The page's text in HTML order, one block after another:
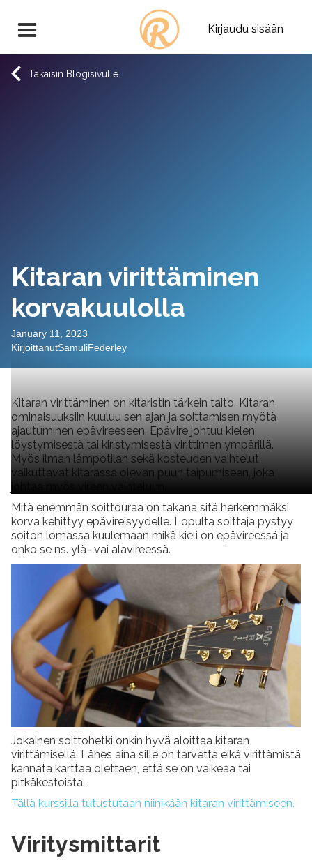
Kirjaudu sisään
Takaisin Blogisivulle
Kitaran virittäminen
korvakuulolla
January 11, 2023
KirjoittanutSamuliFederley
Kitaran virittäminen on kitaristin tärkein taito. Kitaran
ominaisuuksiin kuuluu sen ajan ja soittamisen myötä
ajautuminen epävireeseen. Epävire johtuu kielen
löystymisestä tai kiristymisestä virittimen ympärillä.
Myös ilman lämpötilan sekä kosteuden vaihtelut
vaikuttavat kitarassa olevan puun taipumiseen, joka
Mitä enemmän soittouraa on takana sitä herkemmäksi
korva kehittyy epävireisyydelle. Lopulta soittaja pystyy
soiton lomassa kuulemaan mikä kieli on epävireessä ja
onko se ns. ylä- vai alavireessä.
Jokainen soittohetki onkin hyvä aloittaa kitaran
virittämisellä. Lähes aina sille on tarvetta eikä virittämistä
kannata karttaa olettaen, että se on vaikeaa tai
pitkäkestoista.
Tällä kurssilla tutustutaan niinikään kitaran virittämiseen.
Viritysmittarit